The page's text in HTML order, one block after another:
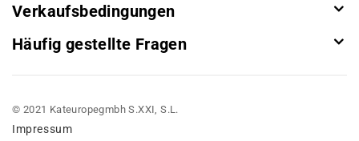
Verkaufsbedingungen
Häufig gestellte Fragen
© 2021 Kateuropegmbh S.XXI, S.L.
Impressum